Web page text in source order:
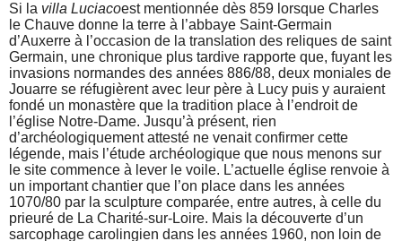
Si la villa Luciacoest mentionnée dès 859 lorsque Charles
le Chauve donne la terre à l’abbaye Saint-Germain
d’Auxerre à l’occasion de la translation des reliques de saint
Germain, une chronique plus tardive rapporte que, fuyant les
invasions normandes des années 886/88, deux moniales de
Jouarre se réfugièrent avec leur père à Lucy puis y auraient
fondé un monastère que la tradition place à l’endroit de
l’église Notre-Dame. Jusqu’à présent, rien
d’archéologiquement attesté ne venait confirmer cette
légende, mais l’étude archéologique que nous menons sur
le site commence à lever le voile. L’actuelle église renvoie à
un important chantier que l’on place dans les années
1070/80 par la sculpture comparée, entre autres, à celle du
prieuré de La Charité-sur-Loire. Mais la découverte d’un
sarcophage carolingien dans les années 1960, non loin de